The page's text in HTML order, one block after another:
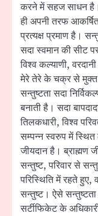
करने में सहज साधन है।
ही अपनी तरफ
प्रत्यक्ष प्रमाण है।
सदा स्वमान की सीट
विश्व कल्याणी,
मेरे तेरे के चक्र से मुक्त
सन्तुष्टता सदा
बनाती है। सदा
तिलकधारी, विश्व
सम्पन्न स्वरुप में स्थित
जीयदान है। ब्राह्मण
सन्तुष्ट, परिवार से
परिस्थिति में रहते
सन्तुष्ट। ऐसे
सर्टीफिकेट के